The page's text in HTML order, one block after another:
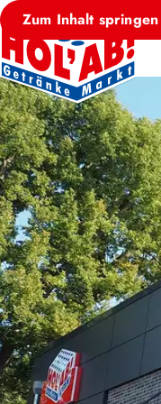
Zum Inhalt springen